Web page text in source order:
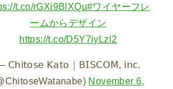
t.co/rGXi9BlXQu#ワイヤーフレ
ームからデザイン
https://t.co/D5Y7iyLzl2
𝖢𝗁𝗂𝗍𝗈𝗌𝖾 𝖪𝖺𝗍𝗈｜𝖡𝖨𝖲𝖢𝖮𝖬, 𝗂𝗇𝖼.
November 6,